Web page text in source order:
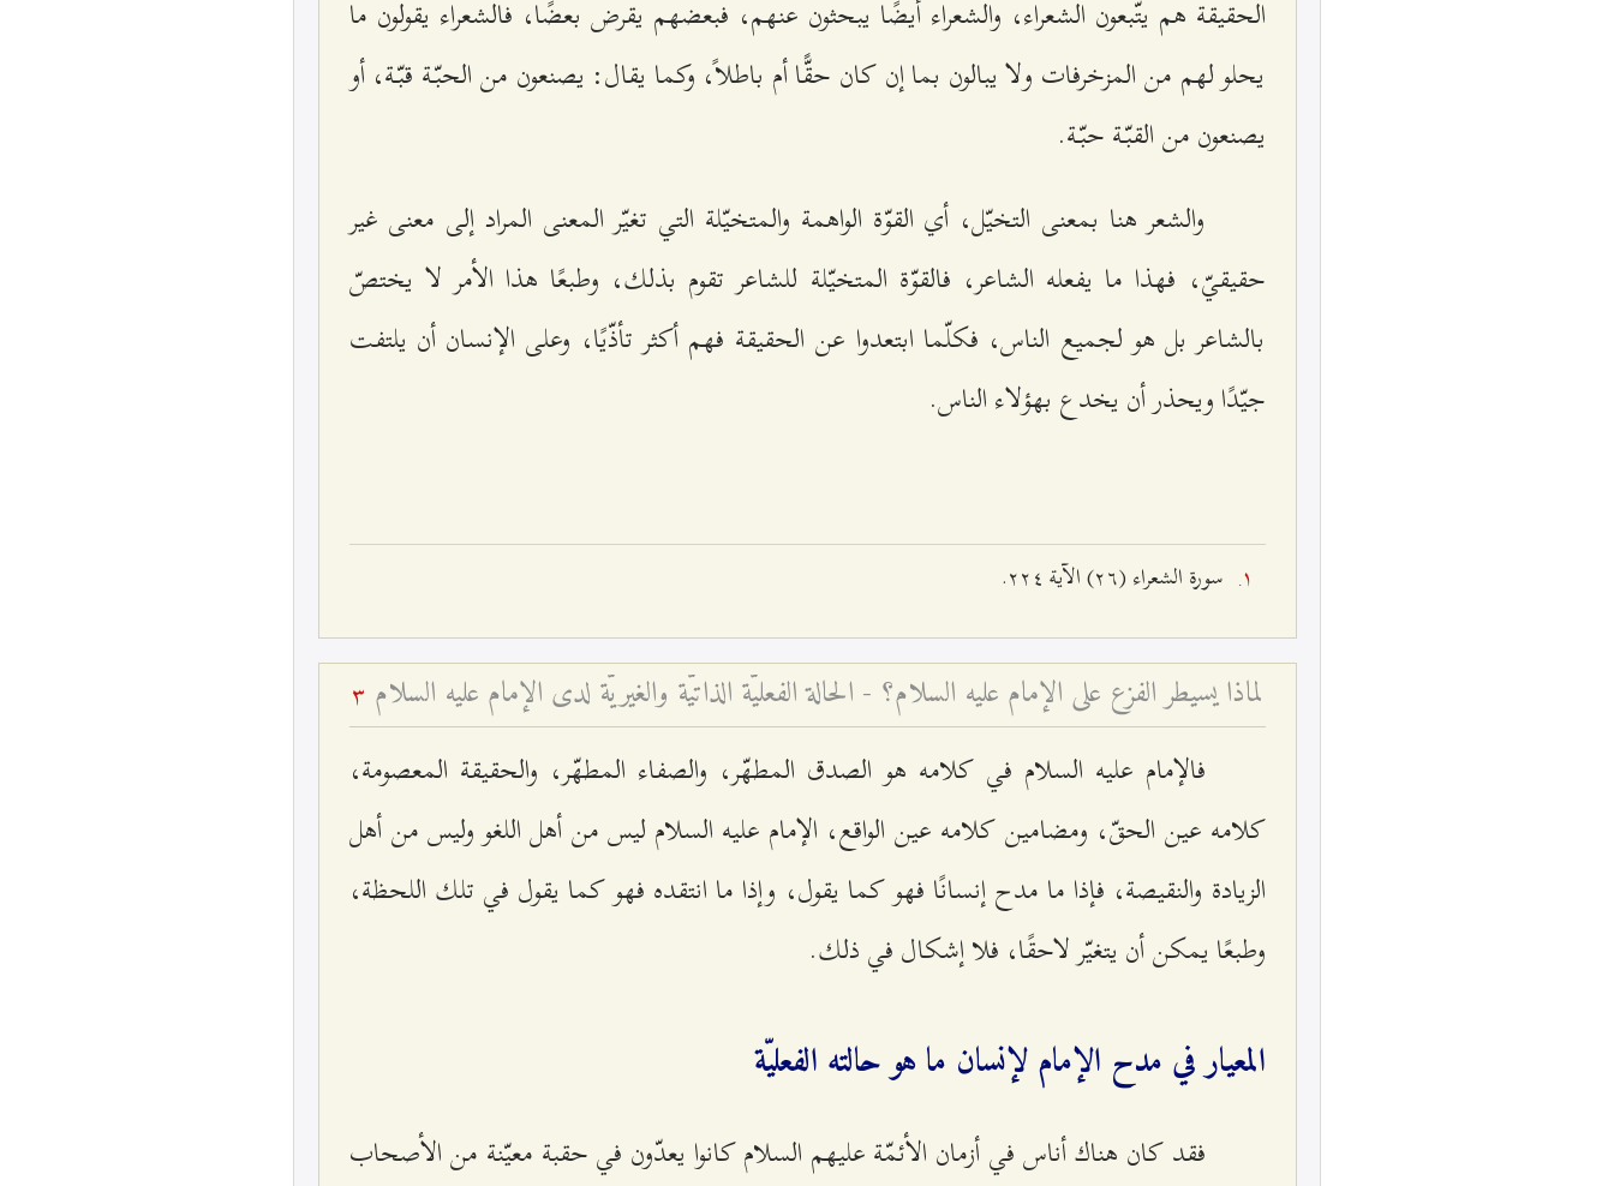
الحقيقة هم يتّبعون الشعراء، والشعراء أيضًا يبحثون عنهم، فبعضهم يقرض بعضًا، فالشعراء يقولون ما
يحلو لهم من المزخرفات ولا يبالون بما إن كان حقًّا أم باطلاً، وكما يقال: يصنعون من الحبّة قبّة، أو
يصنعون من القبّة حبّة.
والشعر هنا بمعنى التخيّل، أي القوّة الواهمة والمتخيّلة التي تغيّر المعنى المراد إلى معنى غير
حقيقيّ، فهذا ما يفعله الشاعر، فالقوّة المتخيّلة للشاعر تقوم بذلك، وطبعًا هذا الأمر لا يختصّ
بالشاعر بل هو لجميع الناس، فكلّما ابتعدوا عن الحقيقة فهم أكثر تأذّيًا، وعلى الإنسان أن يلتفت
جيّدًا ويحذر أن يخدع بهؤلاء الناس.
سورة الشعراء (٢٦) الآية ٢٢٤.
لماذا يسيطر الفزع على الإمام عليه السلام؟ - الحالة الفعليّة الذاتيّة والغيريّة لدى الإمام عليه السلام 3
فالإمام عليه السلام في كلامه هو الصدق المطهّر، والصفاء المطهّر، والحقيقة المعصومة،
كلامه عين الحقّ، ومضامين كلامه عين الواقع، الإمام عليه السلام ليس من أهل اللغو وليس من أهل
الزيادة والنقيصة، فإذا ما مدح إنسانًا فهو كما يقول، وإذا ما انتقده فهو كما يقول في تلك اللحظة،
وطبعًا يمكن أن يتغيّر لاحقًا، فلا إشكال في ذلك.
المعيار في مدح الإمام لإنسان ما هو حالته الفعليّة
فقد كان هناك أناس في أزمان الأئمّة عليهم السلام كانوا يعدّون في حقبة معيّنة من الأصحاب